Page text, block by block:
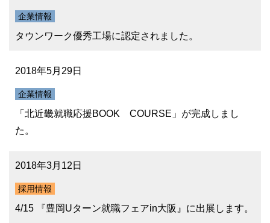
企業情報
タウンワーク優秀工場に認定されました。
2018年5月29日
企業情報
「北近畿就職応援BOOK COURSE」が完成しまし
た。
2018年3月12日
採用情報
4/15 『豊岡Uターン就職フェアin大阪』に出展します。